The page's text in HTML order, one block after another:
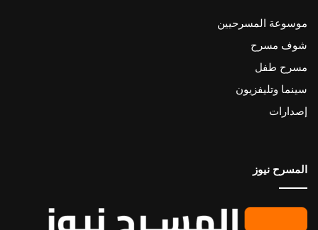
موسوعة المسرحيين
شوف مسرح
مسرح طفل
سينما وتليفزيون
إصدارات
المسرح نيوز